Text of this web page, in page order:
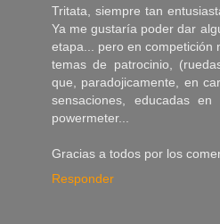
Tritata, siempre tan
Ya me gustaría poder dar
etapa... pero en competición
temas de patrocinio,
que, paradojicamente, en
sensaciones, educadas
powermeter...
Gracias a todos por los
Responder